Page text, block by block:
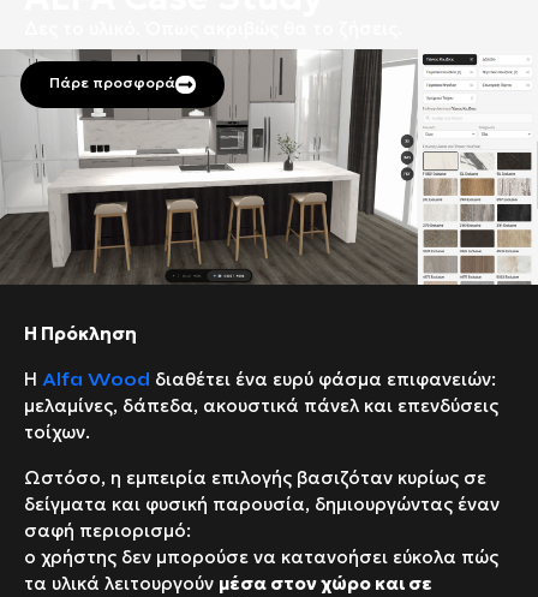
Πάρε προσφορά
Η Πρόκληση
Η Alfa Wood διαθέτει ένα ευρύ φάσμα επιφανειών:
μελαμίνες, δάπεδα, ακουστικά πάνελ και επενδύσεις
τοίχων.
Ωστόσο, η εμπειρία επιλογής βασιζόταν κυρίως σε
δείγματα και φυσική παρουσία, δημιουργώντας έναν
σαφή περιορισμό:
ο χρήστης δεν μπορούσε να κατανοήσει εύκολα πώς
τα υλικά λειτουργούν μέσα στον χώρο και σε